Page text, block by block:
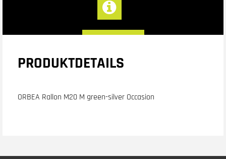
PRODUKTDETAILS
ORBEA Rallon M20 M green-silver Occasion